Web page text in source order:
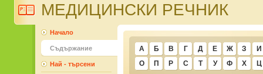
МЕДИЦИНСКИ РЕЧНИК
А Б В Г Д Е Ж З
И
О
П Р С Т У Ф Х Ц
Начало
Съдържание
Най - търсени